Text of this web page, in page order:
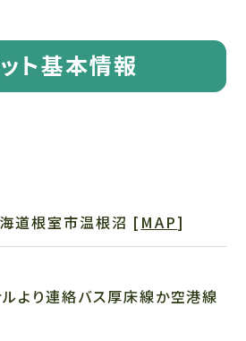
ト基本情報
道根室市温根沼 [ MAP]
より連絡バス厚床線か空港線